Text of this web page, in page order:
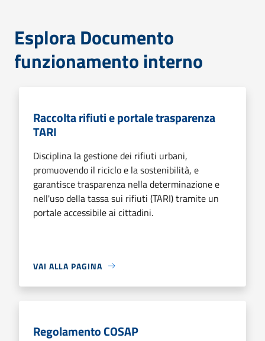
Esplora Documento
funzionamento interno
Raccolta rifiuti e portale trasparenza
TARI
Disciplina la gestione dei rifiuti urbani,
promuovendo il riciclo e la sostenibilità, e
garantisce trasparenza nella determinazione e
nell'uso della tassa sui rifiuti (TARI) tramite un
portale accessibile ai cittadini.
VAI ALLA PAGINA
Regolamento COSAP